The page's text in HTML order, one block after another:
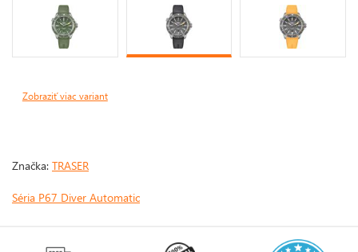
Zobraziť viac variant
Značka: TRASER
Séria P67 Diver Automatic